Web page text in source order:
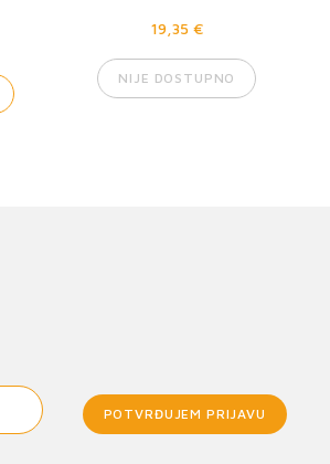
19,35 €
NIJE DOSTUPNO
POTVRĐUJEM PRIJAVU